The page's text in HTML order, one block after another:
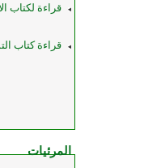
قراءة لكتاب
قراءة كتاب
المرئيات